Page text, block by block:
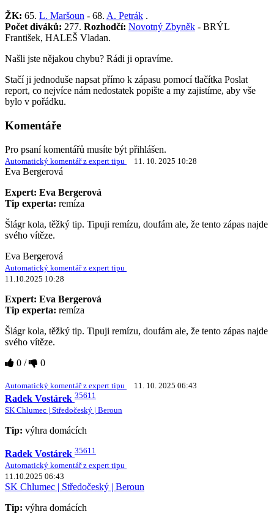
ŽK: 65. L. Maršoun - 68. A. Petrák .
Počet diváků: 277. Rozhodčí: Novotný Zbyněk - BRÝL
František, HALEŠ Vladan.
Našli jste nějakou chybu? Rádi ji opravíme.
Stačí ji jednoduše napsat přímo k zápasu pomocí tlačítka Poslat
report, co nejvíce nám nedostatek popište a my zajistíme, aby vše
bylo v pořádku.
Komentáře
Pro psaní komentářů musíte být přihlášen.
Automatický komentář z expert tipu 11. 10. 2025 10:28
Eva Bergerová
Expert: Eva Bergerová
Tip experta: remíza
Šlágr kola, těžký tip. Tipuji remízu, doufám ale, že tento zápas najde
svého vítěze.
Eva Bergerová
Automatický komentář z expert tipu
11.10.2025 10:28
Expert: Eva Bergerová
Tip experta: remíza
Šlágr kola, těžký tip. Tipuji remízu, doufám ale, že tento zápas najde
svého vítěze.
0 / 0
Automatický komentář z expert tipu 11. 10. 2025 06:43
Radek Vostárek 35611
SK Chlumec | Středočeský | Beroun
Tip: výhra domácích
Radek Vostárek 35611
Automatický komentář z expert tipu
11.10.2025 06:43
SK Chlumec | Středočeský | Beroun
Tip: výhra domácích